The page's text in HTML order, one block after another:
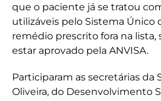
que o paciente já se tratou
utilizáveis pelo Sistema Único
remédio prescrito fora na lista,
estar aprovado pela ANVISA.
Participaram as secretárias da
Oliveira, do Desenvolvimento